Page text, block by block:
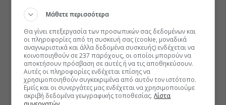
Μάθετε περισσότερα
Θα γίνει επεξεργασία των προσωπικών σας δεδομένων και
οι πληροφορίες από τη συσκευή σας (cookie, μοναδικά
αναγνωριστικά και άλλα δεδομένα συσκευής) ενδέχεται να
κοινοποιηθούν σε 237 παρόχους, οι οποίοι μπορούν να
αποκτήσουν πρόσβαση σε αυτές ή να τις αποθηκεύσουν.
Αυτές οι πληροφορίες ενδέχεται επίσης να
χρησιμοποιηθούν συγκεκριμένα από αυτόν τον ιστότοπο.
Εμείς και οι συνεργάτες μας ενδέχεται να χρησιμοποιούμε
ακριβή δεδομένα γεωγραφικής τοποθεσίας.Λίστα